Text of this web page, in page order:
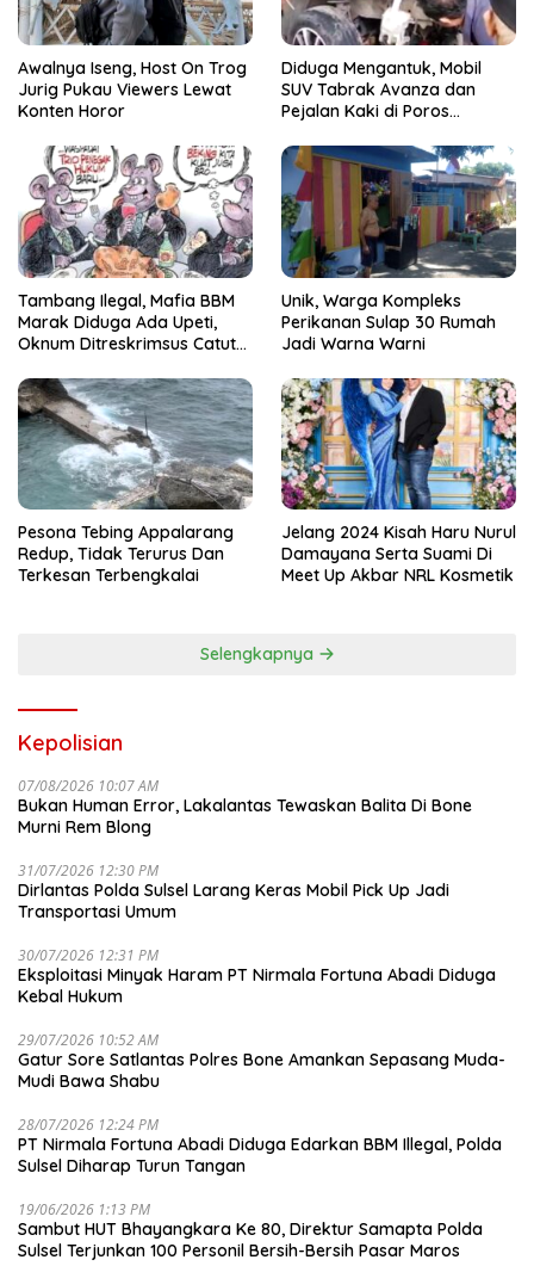
Awalnya Iseng, Host On Trog
Jurig Pukau Viewers Lewat
Konten Horor
Diduga Mengantuk, Mobil
SUV Tabrak Avanza dan
Pejalan Kaki di Poros
Tambang Ilegal, Mafia BBM
Marak Diduga Ada Upeti,
Oknum Ditreskrimsus Catut
Unik, Warga Kompleks
Perikanan Sulap 30 Rumah
Jadi Warna Warni
Pesona Tebing Appalarang
Redup, Tidak Terurus Dan
Terkesan Terbengkalai
Jelang 2024 Kisah Haru Nurul
Damayana Serta Suami Di
Meet Up Akbar NRL Kosmetik
Selengkapnya
Kepolisian
07/08/2026 10:07 AM
Bukan Human Error, Lakalantas Tewaskan Balita Di Bone
Murni Rem Blong
31/07/2026 12:30 PM
Dirlantas Polda Sulsel Larang Keras Mobil Pick Up Jadi
Transportasi Umum
30/07/2026 12:31 PM
Eksploitasi Minyak Haram PT Nirmala Fortuna Abadi Diduga
Kebal Hukum
29/07/2026 10:52 AM
Gatur Sore Satlantas Polres Bone Amankan Sepasang Muda-
Mudi Bawa Shabu
28/07/2026 12:24 PM
PT Nirmala Fortuna Abadi Diduga Edarkan BBM Illegal, Polda
Sulsel Diharap Turun Tangan
19/06/2026 1:13 PM
Sambut HUT Bhayangkara Ke 80, Direktur Samapta Polda
Sulsel Terjunkan 100 Personil Bersih-Bersih Pasar Maros